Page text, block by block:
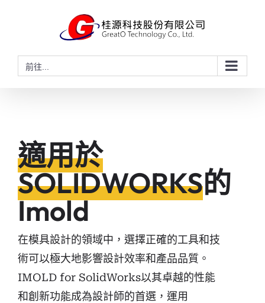
前往...
適用於
SOLIDWORKS的
Imold
在模具設計的領域中，選擇正確的工具和技
術可以極大地影響設計效率和產品品質。
IMOLD for SolidWorks以其卓越的性能
和創新功能成為設計師的首選，運用